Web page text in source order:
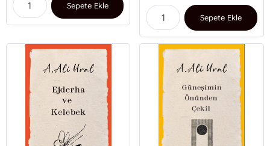
Sepete Ekle
Sepete Ekle